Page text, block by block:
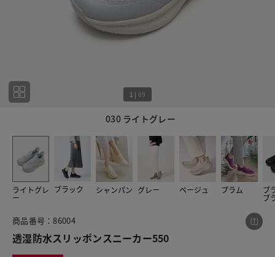
030 ライトグレー
1 | 69
ライトグレ
ー
ブラック シャンパン グレー ベージュ プラム ブ
ブ
商品番号：86004
透湿防水スリッポンスニーカー550
この商品をシェアする